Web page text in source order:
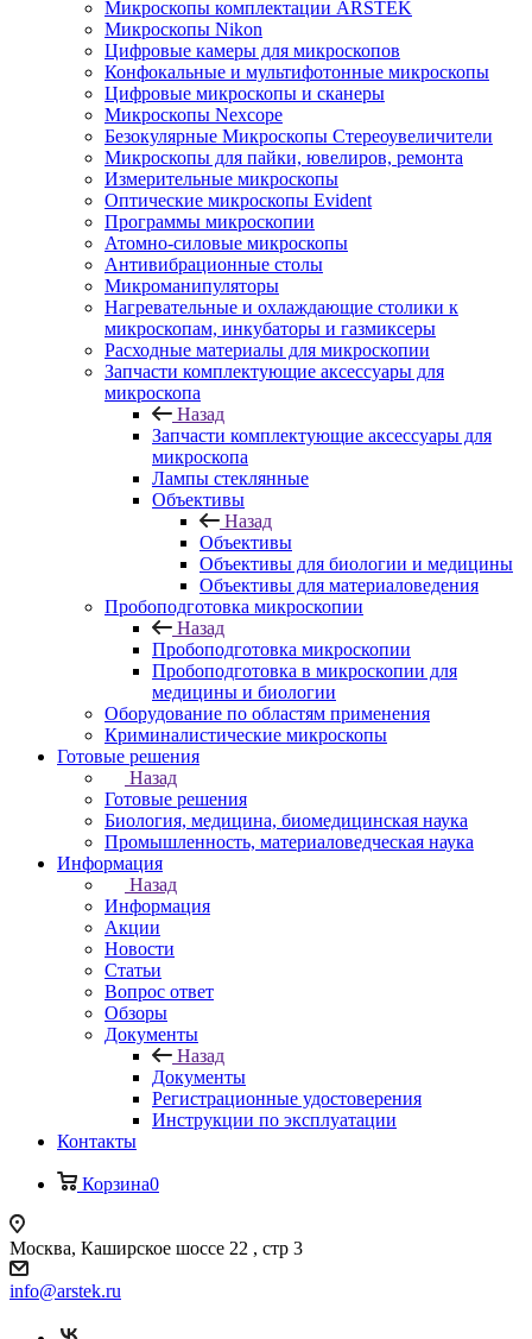
Микроскопы комплектации ARSTEK
Микроскопы Nikon
Цифровые камеры для микроскопов
Конфокальные и мультифотонные микроскопы
Цифровые микроскопы и сканеры
Микроскопы Nexcope
Безокулярные Микроскопы Стереоувеличители
Микроскопы для пайки, ювелиров, ремонта
Измерительные микроскопы
Оптические микроскопы Evident
Программы микроскопии
Атомно-силовые микроскопы
Антивибрационные столы
Микроманипуляторы
Нагревательные и охлаждающие столики к
микроскопам, инкубаторы и газмиксеры
Расходные материалы для микроскопии
Запчасти комплектующие аксессуары для
микроскопа
Назад
Запчасти комплектующие аксессуары для
микроскопа
Лампы стеклянные
Объективы
Назад
Объективы
Объективы для биологии и медицины
Объективы для материаловедения
Пробоподготовка микроскопии
Назад
Пробоподготовка микроскопии
Пробоподготовка в микроскопии для
медицины и биологии
Оборудование по областям применения
Криминалистические микроскопы
Готовые решения
Назад
Готовые решения
Биология, медицина, биомедицинская наука
Промышленность, материаловедческая наука
Информация
Назад
Информация
Акции
Новости
Статьи
Вопрос ответ
Обзоры
Документы
Назад
Документы
Регистрационные удостоверения
Инструкции по эксплуатации
Контакты
Корзина0
Москва, Каширское шоссе 22 , стр 3
info@arstek.ru